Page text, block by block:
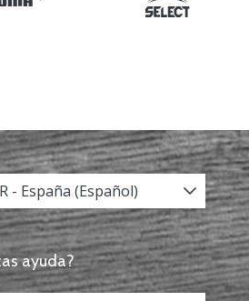
- España (Español)
ayuda?